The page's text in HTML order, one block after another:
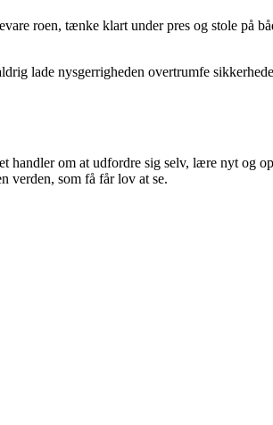
roen, tænke klart under pres og stole på
lade nysgerrigheden overtrumfe
om at udfordre sig selv, lære nyt og
verden, som få får lov at se.